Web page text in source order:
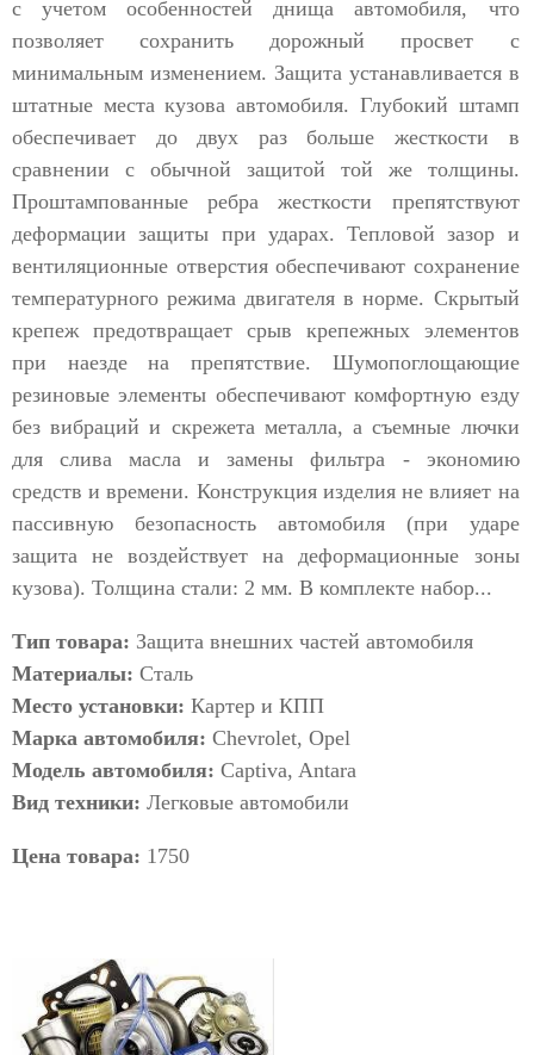
с учетом особенностей днища автомобиля, что
позволяет сохранить дорожный просвет с
минимальным изменением. Защита устанавливается в
штатные места кузова автомобиля. Глубокий штамп
обеспечивает до двух раз больше жесткости в
сравнении с обычной защитой той же толщины.
Проштампованные ребра жесткости препятствуют
деформации защиты при ударах. Тепловой зазор и
вентиляционные отверстия обеспечивают сохранение
температурного режима двигателя в норме. Скрытый
крепеж предотвращает срыв крепежных элементов
при наезде на препятствие. Шумопоглощающие
резиновые элементы обеспечивают комфортную езду
без вибраций и скрежета металла, а съемные лючки
для слива масла и замены фильтра - экономию
средств и времени. Конструкция изделия не влияет на
пассивную безопасность автомобиля (при ударе
защита не воздействует на деформационные зоны
кузова). Толщина стали: 2 мм. В комплекте набор...
Тип товара: Защита внешних частей автомобиля
Материалы: Сталь
Место установки: Картер и КПП
Марка автомобиля: Chevrolet, Opel
Модель автомобиля: Captiva, Antara
Вид техники: Легковые автомобили
Цена товара: 1750